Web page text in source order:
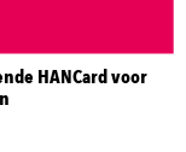
HANCard voor